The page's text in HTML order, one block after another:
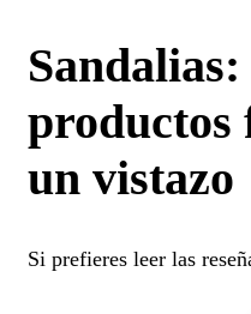
productos
un vistazo
Si prefieres leer las